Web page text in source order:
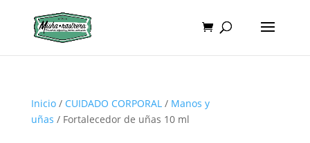
Inicio/ CUIDADO CORPORAL/ Manos y
uñas / Fortalecedor de uñas 10 ml